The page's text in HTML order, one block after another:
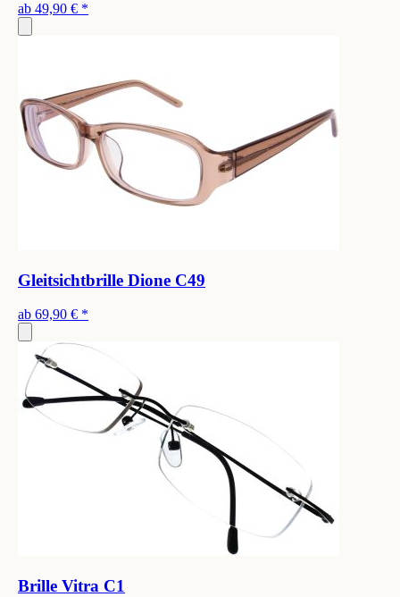
ab 49,90 € *
Gleitsichtbrille Dione C49
ab 69,90 € *
Brille Vitra C1